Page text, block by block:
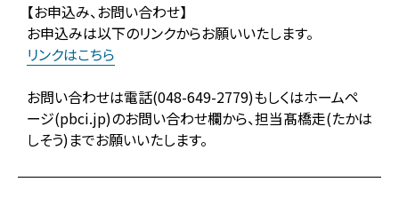
【お申込み、お問い合わせ】
お申込みは以下のリンクからお願いいたします。
リンクはこちら
お問い合わせは電話(048-649-2779)もしくはホームペ
ージ(pbci.jp)のお問い合わせ欄から、担当髙橋走(たかは
しそう)までお願いいたします。